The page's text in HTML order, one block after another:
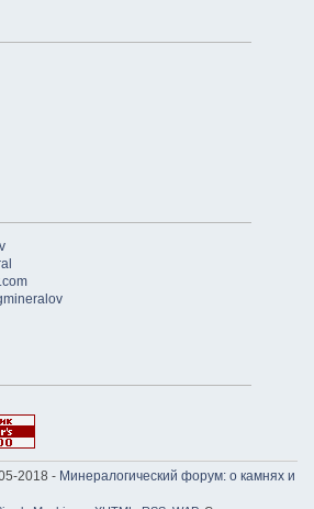
2018 - Минералогический форум: о камнях и